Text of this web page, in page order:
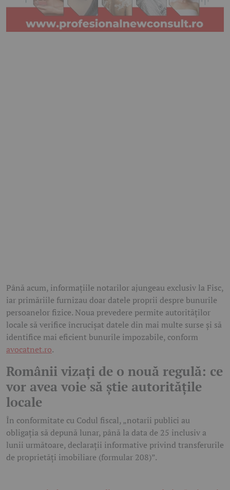
Până acum, informațiile notarilor ajungeau exclusiv la Fisc,
iar primăriile furnizau doar datele proprii despre bunurile
persoanelor fizice. Noua prevedere permite autorităților
locale să verifice încrucișat datele din mai multe surse și să
identifice mai eficient bunurile impozabile, conform
avocatnet.ro.
Românii vizați de o nouă regulă: ce
vor avea voie să știe autoritățile
locale
În conformitate cu Codul fiscal, „notarii publici au
obligația să depună lunar, până la data de 25 inclusiv a
lunii următoare, declarații informative privind transferurile
de proprietăți imobiliare (formular 208)”.